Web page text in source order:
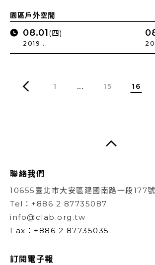
園區戶外空間
08.01(四)
2019 .
1 ... 15 16
聯絡我們
10655臺北市大安區建國南路一段177號
Tel：+886 2 87735087
info@clab.org.tw
Fax：+886 2 87735035
訂閱電子報